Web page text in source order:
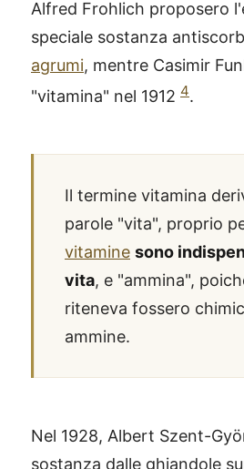
Alfred Frohlich proposero
speciale sostanza
agrumi, mentre Casimir
"vitamina" nel 1912 4.
Il termine vitamina
parole "vita", proprio
vitamine sono
vita, e "ammina",
riteneva fossero
ammine.
Nel 1928, Albert Szent-
sostanza dalle ghiandole